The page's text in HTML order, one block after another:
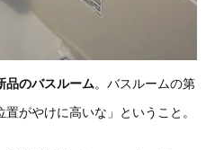
品のバスルーム。バスルームの第
がやけに高いな」ということ。